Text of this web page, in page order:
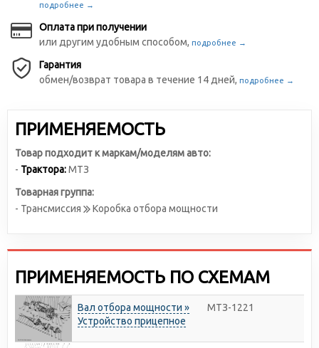
подробнее →
Оплата при получении
или другим удобным способом, подробнее →
Гарантия
обмен/возврат товара в течение 14 дней, подробнее →
ПРИМЕНЯЕМОСТЬ
Товар подходит к маркам/моделям авто:
- Трактора:МТЗ
Товарная группа:
- Трансмиссия
Коробка отбора мощности
ПРИМЕНЯЕМОСТЬ ПО СХЕМАМ
Вал отбора мощности »
Устройство прицепное
МТЗ-1221